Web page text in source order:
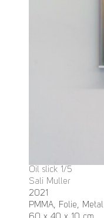
Oil slick 1/5
Sali Muller
2021
PMMA, Folie, Metal